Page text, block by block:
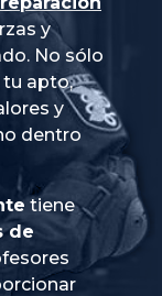
y
. No sólo
apto,
y
dentro
tiene
de